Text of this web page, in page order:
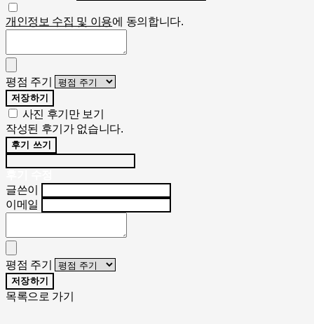
개인정보 수집 및 이용에 동의합니다.
평점 주기
저장하기
사진 후기만 보기
작성된 후기가 없습니다.
후기 쓰기
글쓴이
이메일
평점 주기
저장하기
목록으로 가기